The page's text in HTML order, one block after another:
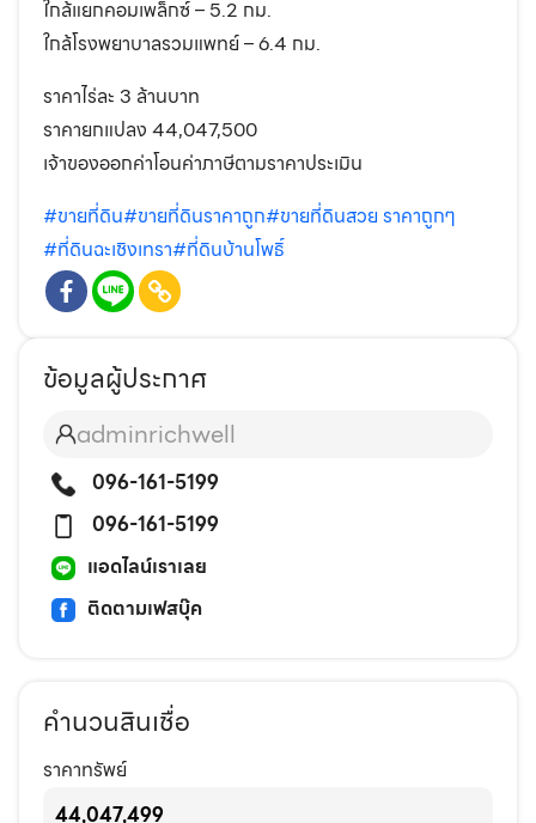
ใกล้แยกคอมเพล็กซ์ – 5.2 กม.
ใกล้โรงพยาบาลรวมแพทย์ – 6.4 กม.
ราคาไร่ละ 3 ล้านบาท
ราคายกแปลง 44,047,500
เจ้าของออกค่าโอนค่าภาษีตามราคาประเมิน
#ขายที่ดิน#ขายที่ดินราคาถูก#ขายที่ดินสวย ราคาถูกๆ
#ที่ดินฉะเชิงเทรา#ที่ดินบ้านโพธิ์
ข้อมูลผู้ประกาศ
adminrichwell
096-161-5199
096-161-5199
แอดไลน์เราเลย
ติดตามเฟสบุ๊ค
คำนวนสินเชื่อ
ราคาทรัพย์